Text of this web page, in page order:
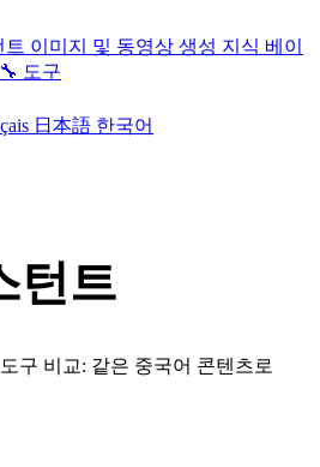
트 이미지 및 동영상 생성 지식 베이
🔧 도구
日本語 한국어
턴트